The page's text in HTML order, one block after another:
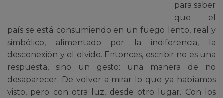
para saber
que el
país se está consumiendo en un fuego lento, real y
simbólico, alimentado por la indiferencia, la
desconexión y el olvido. Entonces, escribir no es una
respuesta, sino un gesto: una manera de no
desaparecer. De volver a mirar lo que ya habíamos
visto, pero con otra luz, desde otro lugar. Con los